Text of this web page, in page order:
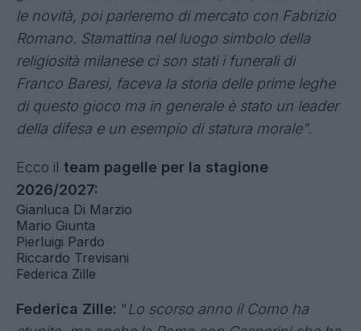
Aggiorna l'applicazione ®
VERSIONE IOS
VERSIONE ANDROID
Pierluigi Pardo
grande notte. Arriverà il listone, scopriremo tutte
le novità, poi parleremo di mercato con Fabrizio
Romano. Stamattina nel luogo simbolo della
religiosità milanese ci son stati i funerali di
di questo gioco ma in generale è stato un leader